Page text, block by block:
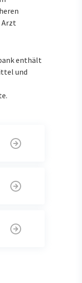
Arzt
enthält
und